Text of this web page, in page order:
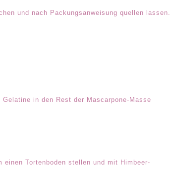
und nach Packungsanweisung quellen lassen.
in den Rest der Mascarpone-Masse
Tortenboden stellen und mit Himbeer-